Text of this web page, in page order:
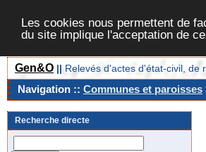
Les cookies nous permettent de
du site implique l'acceptation de
Gen&O || Relevés d'actes d'état-civil, de
Navigation :: Communes et paroisses
Recherche directe